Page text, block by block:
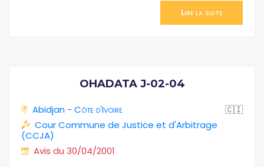
Lire la suite
OHADATA J-02-04
Abidjan - Côte d'Ivoire
🇨🇮
Cour Commune de Justice et d'Arbitrage
(CCJA)
Avis du 30/04/2001